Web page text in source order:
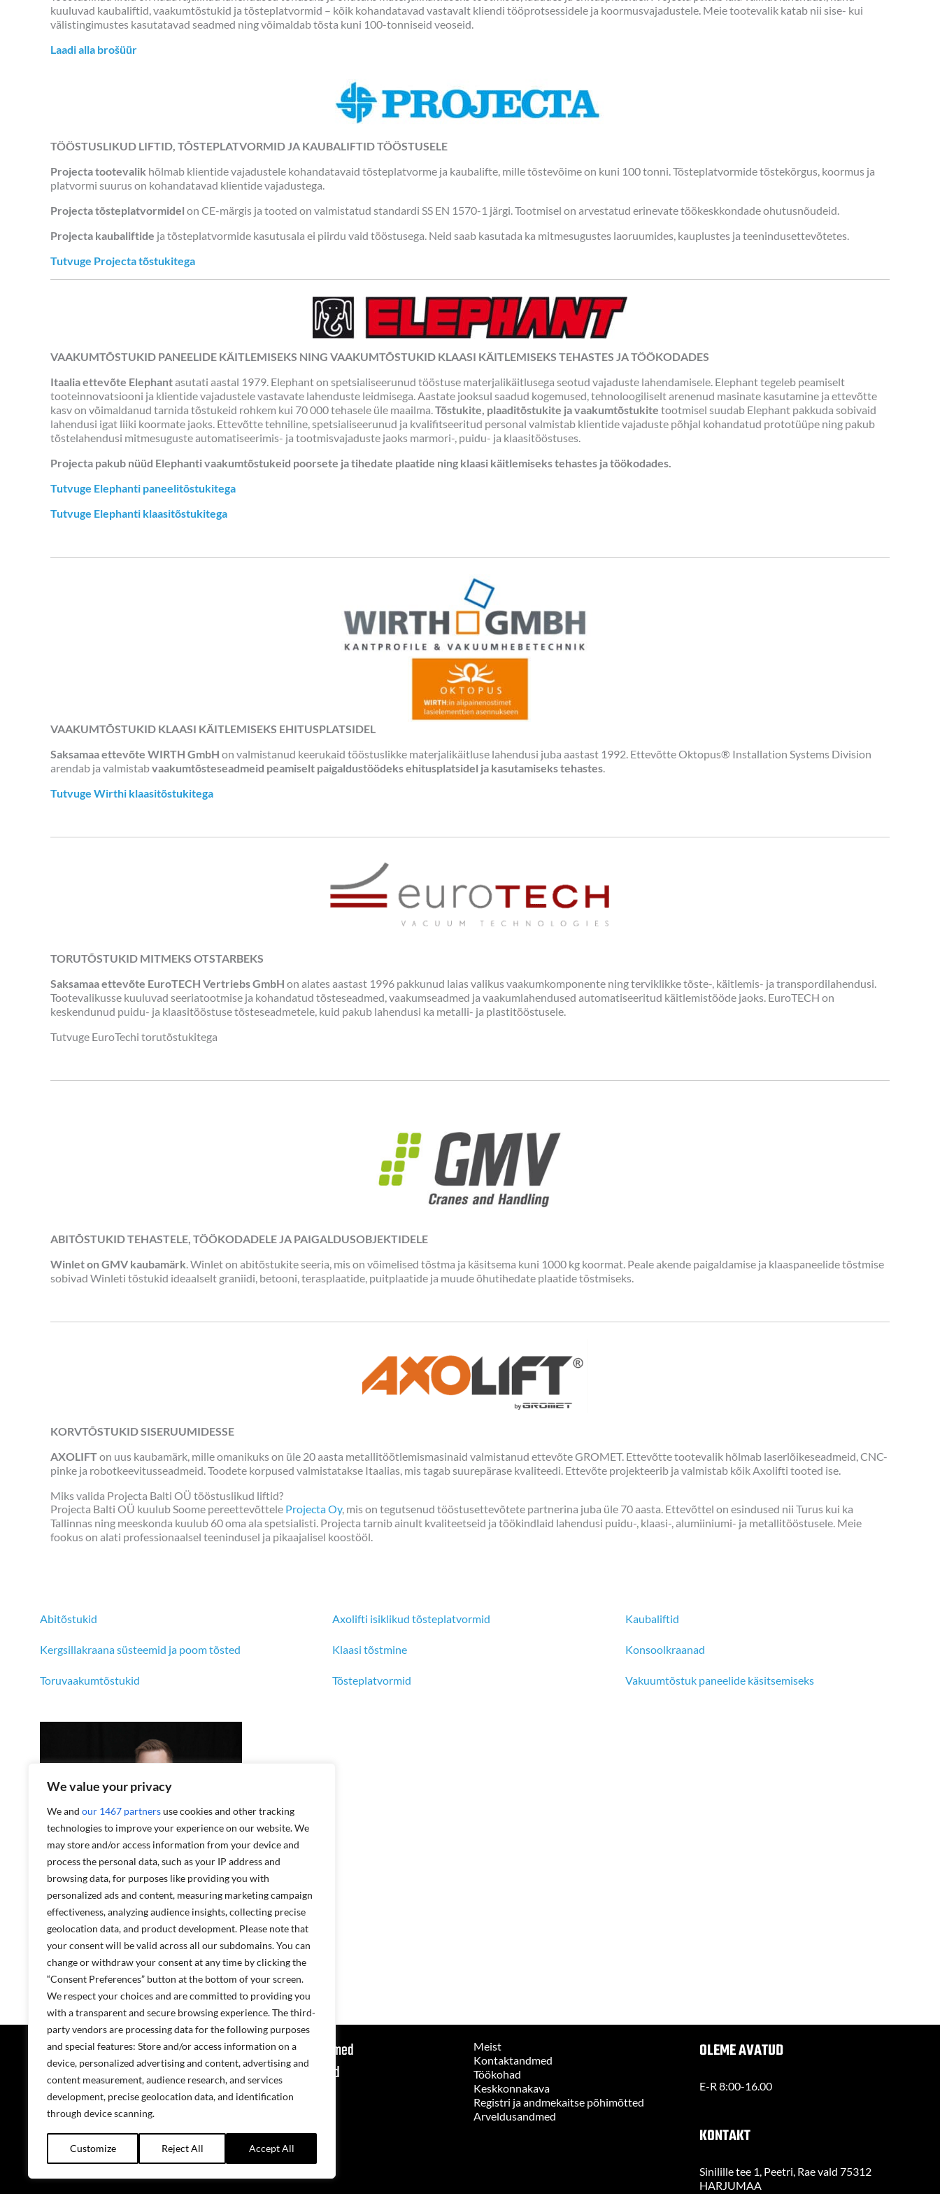
We value your privacy
We and our 1467 partnersuse cookies and other tracking
technologies to improve your experience on our website. We
may store and/or access information from your device and
process the personal data, such as your IP address and
browsing data, for purposes like providing you with
personalized ads and content, measuring marketing campaign
effectiveness, analyzing audience insights, collecting precise
geolocation data, and product development. Please note that
your consent will be valid across all our subdomains. You can
change or withdraw your consent at any time by clicking the
“Consent Preferences” button at the bottom of your screen.
We respect your choices and are committed to providing you
with a transparent and secure browsing experience. The third-
party vendors are processing data for the following purposes
and special features: Store and/or access information on a
device, personalized advertising and content, advertising and
content measurement, audience research, and services
development, precise geolocation data, and identification
through device scanning.
Customize Reject All Accept All
kuuluvad kaubaliftid, vaakumtõstukid ja tõsteplatvormid – kõik kohandatavad vastavalt kliendi tööprotsessidele ja koormusvajadustele. Meie tootevalik katab nii sise- kui
välistingimustes kasutatavad seadmed ning võimaldab tõsta kuni 100-tonniseid veoseid.
Laadi alla brošüür
TÖÖSTUSLIKUD LIFTID, TÕSTEPLATVORMID JA KAUBALIFTID TÖÖSTUSELE
Projecta tootevalik hõlmab klientide vajadustele kohandatavaid tõsteplatvorme ja kaubalifte, mille tõstevõime on kuni 100 tonni. Tõsteplatvormide tõstekõrgus, koormus ja
platvormi suurus on kohandatavad klientide vajadustega.
Projecta tõsteplatvormidel on CE-märgis ja tooted on valmistatud standardi SS EN 1570-1 järgi. Tootmisel on arvestatud erinevate töökeskkondade ohutusnõudeid.
Projecta kaubaliftide ja tõsteplatvormide kasutusala ei piirdu vaid tööstusega. Neid saab kasutada ka mitmesugustes laoruumides, kauplustes ja teenindusettevõtetes.
Tutvuge Projecta tõstukitega
VAAKUMTÕSTUKID PANEELIDE KÄITLEMISEKS NING VAAKUMTÕSTUKID KLAASI KÄITLEMISEKS TEHASTES JA TÖÖKODADES
Itaalia ettevõte Elephantasutati aastal 1979. Elephant on spetsialiseerunud tööstuse materjalikäitlusega seotud vajaduste lahendamisele. Elephant tegeleb peamiselt
tooteinnovatsiooni ja klientide vajadustele vastavate lahenduste leidmisega. Aastate jooksul saadud kogemused, tehnoloogiliselt arenenud masinate kasutamine ja ettevõtte
kasv on võimaldanud tarnida tõstukeid rohkem kui 70 000 tehasele üle maailma.Tõstukite, plaaditõstukite ja vaakumtõstukite tootmisel suudab Elephant pakkuda sobivaid
lahendusi igat liiki koormate jaoks. Ettevõtte tehniline, spetsialiseerunud ja kvalifitseeritud personal valmistab klientide vajaduste põhjal kohandatud prototüüpe ning pakub
tõstelahendusi mitmesuguste automatiseerimis- ja tootmisvajaduste jaoks marmori-, puidu- ja klaasitööstuses.
Projecta pakub nüüd Elephanti vaakumtõstukeid poorsete ja tihedate plaatide ning klaasi käitlemiseks tehastes ja töökodades.
Tutvuge Elephanti paneelitõstukitega
Tutvuge Elephanti klaasitõstukitega
VAAKUMTÕSTUKID KLAASI KÄITLEMISEKS EHITUSPLATSIDEL
Saksamaa ettevõte WIRTH GmbH on valmistanud keerukaid tööstuslikke materjalikäitluse lahendusi juba aastast 1992. Ettevõtte Oktopus® Installation Systems Division
arendab ja valmistabvaakumtõsteseadmeid peamiselt paigaldustöödeks ehitusplatsidel ja kasutamiseks tehastes.
Tutvuge Wirthi klaasitõstukitega
TORUTÕSTUKID MITMEKS OTSTARBEKS
Saksamaa ettevõte EuroTECH Vertriebs GmbH on alates aastast 1996 pakkunud laias valikus vaakumkomponente ning terviklikke tõste-, käitlemis- ja transpordilahendusi.
Tootevalikusse kuuluvad seeriatootmise ja kohandatud tõsteseadmed, vaakumseadmed ja vaakumlahendused automatiseeritud käitlemistööde jaoks. EuroTECH on
keskendunud puidu- ja klaasitööstuse tõsteseadmetele, kuid pakub lahendusi ka metalli- ja plastitööstusele.
Tutvuge EuroTechi torutõstukitega
ABITÕSTUKID TEHASTELE, TÖÖKODADELE JA PAIGALDUSOBJEKTIDELE
Winlet on GMV kaubamärk. Winlet on abitõstukite seeria, mis on võimelised tõstma ja käsitsema kuni 1000 kg koormat. Peale akende paigaldamise ja klaaspaneelide tõstmise
sobivad Winleti tõstukid ideaalselt graniidi, betooni, terasplaatide, puitplaatide ja muude õhutihedate plaatide tõstmiseks.
KORVTÕSTUKID SISERUUMIDESSE
AXOLIFTon uus kaubamärk, mille omanikuks on üle 20 aasta metallitöötlemismasinaid valmistanud ettevõte GROMET. Ettevõtte tootevalik hõlmab laserlõikeseadmeid, CNC-
pinke ja robotkeevitusseadmeid. Toodete korpused valmistatakse Itaalias, mis tagab suurepärase kvaliteedi. Ettevõte projekteerib ja valmistab kõik Axolifti tooted ise.
Miks valida Projecta Balti OÜ tööstuslikud liftid?
Projecta Balti OÜ kuulub Soome pereettevõttele Projecta Oy, mis on tegutsenud tööstusettevõtete partnerina juba üle 70 aasta. Ettevõttel on esindused nii Turus kui ka
Tallinnas ning meeskonda kuulub 60 oma ala spetsialisti. Projecta tarnib ainult kvaliteetseid ja töökindlaid lahendusi puidu-, klaasi-, alumiiniumi- ja metallitööstusele. Meie
fookus on alati professionaalsel teenindusel ja pikaajalisel koostööl.
Abitõstukid Axolifti isiklikud tõsteplatvormid Kaubaliftid
Kergsillakraana süsteemid ja poom tõsted Klaasi tõstmine Konsoolkraanad
Toruvaakumtõstukid Tõsteplatvormid Vakuumtõstuk paneelide käsitsemiseks
Sven-Erik Talivere
+372 5160706
sven-erik.talivere@projecta.ee
Tõsteseadmed ja metallitööstus
Müük
Projecta OY soomekeelsete sotsiaalmeedia
kanalite lingid:
Masinad ja seadmed
Hooldusteenused
Meist
Kontaktandmed
Töökohad
Keskkonnakava
Registri ja andmekaitse põhimõtted
Arveldusandmed
OLEME AVATUD
E-R 8:00-16.00
KONTAKT
Sinilille tee 1, Peetri, Rae vald 75312
HARJUMAA